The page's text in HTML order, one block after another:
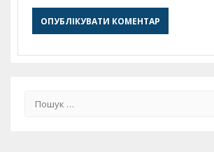
Пошук: